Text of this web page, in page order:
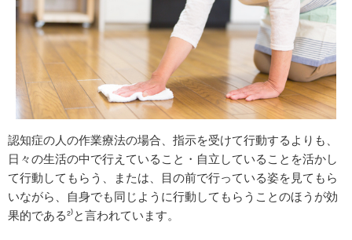
認知症の人の作業療法の場合、指示を受けて行動するよりも、
日々の生活の中で行えていること・自立していることを活かし
て行動してもらう、または、目の前で行っている姿を見てもら
いながら、自身でも同じように行動してもらうことのほうが効
果的である²⁾と言われています。